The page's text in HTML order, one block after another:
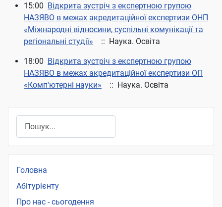
15:00 Відкрита зустріч з експертною групою
НАЗЯВО в межах акредитаційної експертизи ОНП
«Міжнародні відносини, суспільні комунікації та
регіональні студії»
:: Наука. Освіта
18:00 Відкрита зустріч з експертною групою
НАЗЯВО в межах акредитаційної експертизи ОП
«Комп'ютерні науки»
:: Наука. Освіта
Головна
Абітурієнту
Про нас - сьогодення